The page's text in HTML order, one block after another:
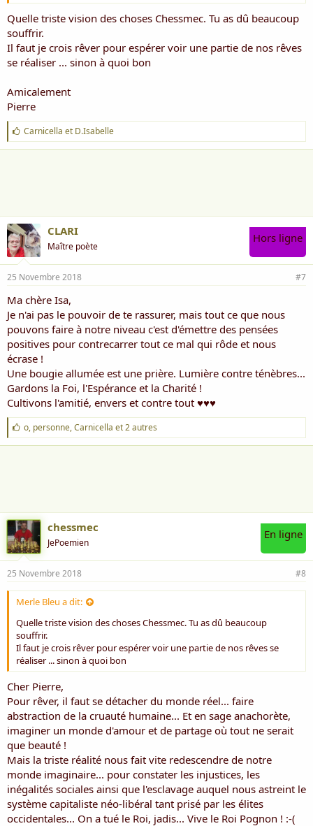
Quelle triste vision des choses Chessmec. Tu as dû beaucoup
souffrir.
Il faut je crois rêver pour espérer voir une partie de nos rêves
se réaliser ... sinon à quoi bon
Amicalement
Pierre
J
'
a
Carnicella et D.Isabelle
CLARI
Maître poète
Hors ligne
25 Novembre 2018 #7
Ma chère Isa,
Je n'ai pas le pouvoir de te rassurer, mais tout ce que nous
pouvons faire à notre niveau c'est d'émettre des pensées
positives pour contrecarrer tout ce mal qui rôde et nous
écrase !
Une bougie allumée est une prière. Lumière contre ténèbres...
Gardons la Foi, l'Espérance et la Charité !
Cultivons l'amitié, envers et contre tout ♥♥♥
J
'
a
o, personne,Carnicella et 2 autres
chessmec
JePoemien
En ligne
25 Novembre 2018 #8
Merle Bleu a dit:
Quelle triste vision des choses Chessmec. Tu as dû beaucoup
souffrir.
Il faut je crois rêver pour espérer voir une partie de nos rêves se
réaliser ... sinon à quoi bon
Cher Pierre,
Pour rêver, il faut se détacher du monde réel... faire
abstraction de la cruauté humaine... Et en sage anachorète,
imaginer un monde d'amour et de partage où tout ne serait
que beauté !
Mais la triste réalité nous fait vite redescendre de notre
monde imaginaire... pour constater les injustices, les
inégalités sociales ainsi que l'esclavage auquel nous astreint le
système capitaliste néo-libéral tant prisé par les élites
occidentales... On a tué le Roi, jadis... Vive le Roi Pognon ! :-(